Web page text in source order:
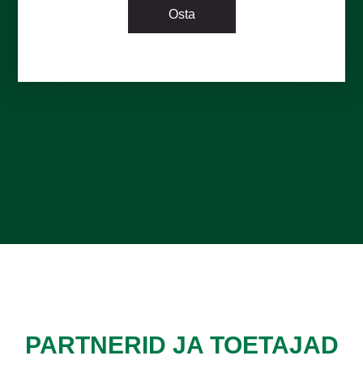
Osta
PARTNERID JA TOETAJAD